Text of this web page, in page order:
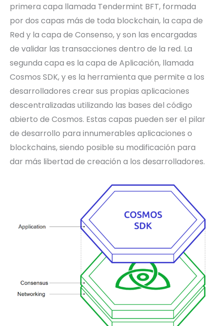
primera capa llamada Tendermint BFT, formada
por dos capas más de toda blockchain, la capa de
Red y la capa de Consenso, y son las encargadas
de validar las transacciones dentro de la red. La
segunda capa es la capa de Aplicación, llamada
Cosmos SDK, y es la herramienta que permite a los
desarrolladores crear sus propias aplicaciones
descentralizadas utilizando las bases del código
abierto de Cosmos. Estas capas pueden ser el pilar
de desarrollo para innumerables aplicaciones o
blockchains, siendo posible su modificación para
dar más libertad de creación a los desarrolladores.